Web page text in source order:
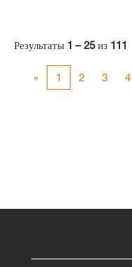
Результаты 1 – 25из 111
« 1 2 3 4